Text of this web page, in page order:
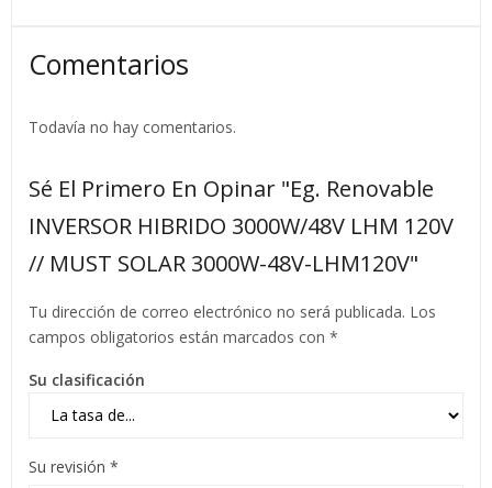
Comentarios
Todavía no hay comentarios.
Sé El Primero En Opinar "Eg. Renovable
INVERSOR HIBRIDO 3000W/48V LHM 120V
// MUST SOLAR 3000W-48V-LHM120V"
Tu dirección de correo electrónico no será publicada. Los
campos obligatorios están marcados con *
Su clasificación
Su revisión *